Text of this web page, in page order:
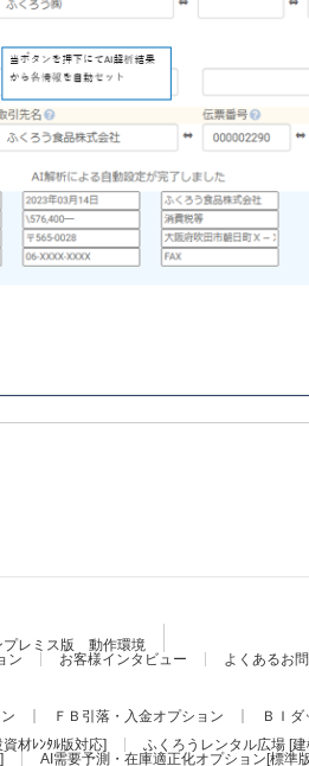
プレミス版 動作環境
ン お客様インタビュー
よくあるお
ＦＢ引落・入金オプション
ＢＩ
材ﾚﾝﾀﾙ版対応]
ふくろうレンタル広場 [
AI需要予測・在庫適正化オプション[標準